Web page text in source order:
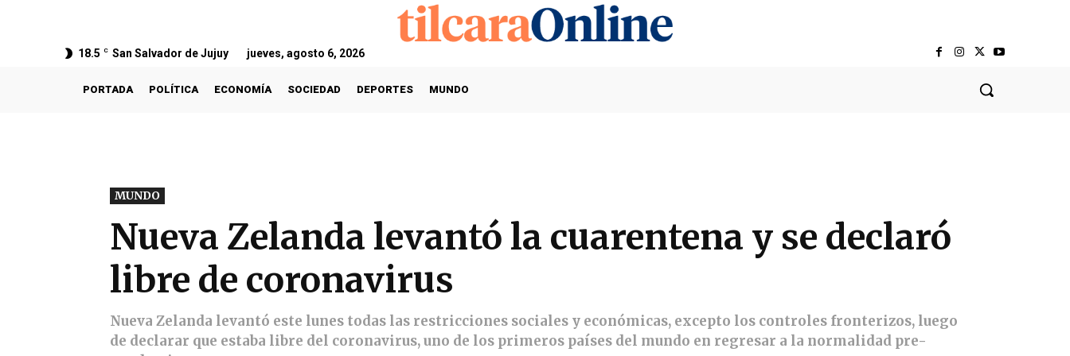
18.5 C San Salvador de Jujuy jueves, agosto 6, 2026
PORTADA POLÍTICA ECONOMÍA SOCIEDAD DEPORTES MUNDO
MUNDO
Nueva Zelanda levantó la cuarentena y se declaró
libre de coronavirus
Nueva Zelanda levantó este lunes todas las restricciones sociales y económicas, excepto los controles fronterizos, luego
de declarar que estaba libre del coronavirus, uno de los primeros países del mundo en regresar a la normalidad pre-